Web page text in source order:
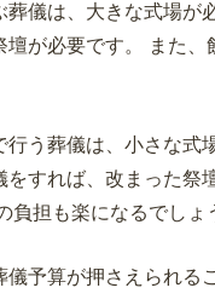
葬儀は、大きな式場が
壇が必要です。 また、
行う葬儀は、小さな式
をすれば、改まった祭
負担も楽になるでしょ
儀予算が押さえられる